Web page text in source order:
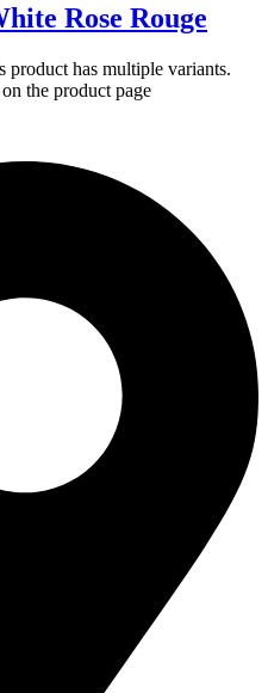
Rose Rouge
product has multiple variants.
the product page